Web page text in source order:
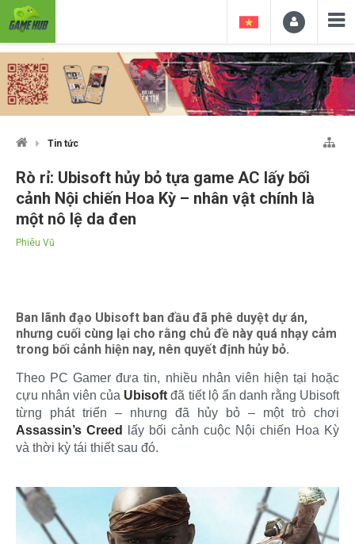
Tin tức
Rò rỉ: Ubisoft hủy bỏ tựa game AC lấy bối
cảnh Nội chiến Hoa Kỳ – nhân vật chính là
một nô lệ da đen
Phiêu Vũ
Ban lãnh đạo Ubisoft ban đầu đã phê duyệt dự án,
nhưng cuối cùng lại cho rằng chủ đề này quá nhạy cảm
trong bối cảnh hiện nay, nên quyết định hủy bỏ.
Theo PC Gamer đưa tin, nhiều nhân viên hiện tại hoặc
cựu nhân viên của Ubisoft đã tiết lộ ẩn danh rằng Ubisoft
từng phát triển – nhưng đã hủy bỏ – một trò chơi
Assassin’s Creed
lấy bối cảnh cuộc Nội chiến Hoa Kỳ
và thời kỳ tái thiết sau đó.